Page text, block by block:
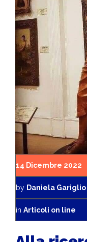
14 Dicembre 2022
by Daniela Gariglio
in Articoli on line